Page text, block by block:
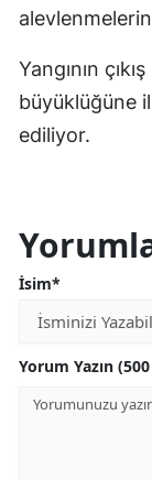
Yangının
büyüklüğüne
ediliyor.
İsim*
Yorum Yazın